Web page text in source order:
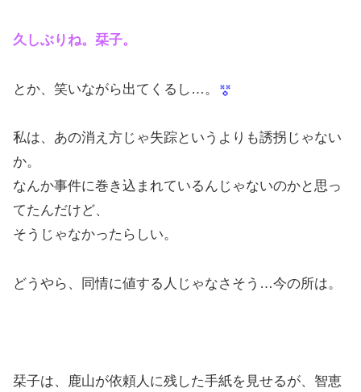
久しぶりね。栞子。
とか、笑いながら出てくるし…。
私は、あの消え方じゃ失踪というよりも誘拐じゃない
か。
なんか事件に巻き込まれているんじゃないのかと思っ
てたんだけど、
そうじゃなかったらしい。
どうやら、同情に値する人じゃなさそう…今の所は。
栞子は、鹿山が依頼人に残した手紙を見せるが、智恵